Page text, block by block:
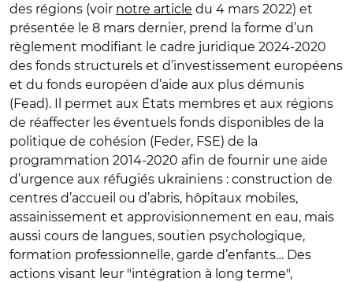
des régions (voir notre article du 4 mars 2022) et
présentée le 8 mars dernier, prend la forme d’un
règlement modifiant le cadre juridique 2024-2020
des fonds structurels et d’investissement européens
et du fonds européen d’aide aux plus démunis
(Fead). Il permet aux États membres et aux régions
de réaffecter les éventuels fonds disponibles de la
politique de cohésion (Feder, FSE) de la
programmation 2014-2020 afin de fournir une aide
d’urgence aux réfugiés ukrainiens : construction de
centres d’accueil ou d’abris, hôpitaux mobiles,
assainissement et approvisionnement en eau, mais
aussi cours de langues, soutien psychologique,
formation professionnelle, garde d’enfants… Des
actions visant leur "intégration à long terme",